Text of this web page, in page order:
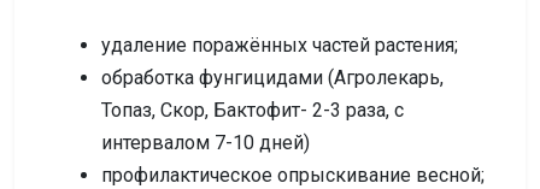
удаление поражённых частей растения;
обработка фунгицидами (Агролекарь,
Топаз, Скор, Бактофит- 2-3 раза, с
интервалом 7-10 дней)
профилактическое опрыскивание весной;